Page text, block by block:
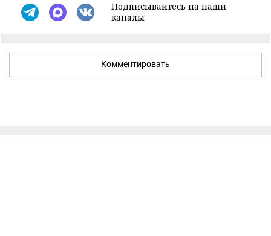
Подписывайтесь на наши
каналы
Комментировать